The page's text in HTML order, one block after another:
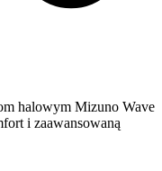
halowym Mizuno Wave
i zaawansowaną